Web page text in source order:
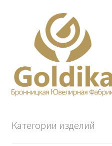
навигации
содержимому
Категории изделий